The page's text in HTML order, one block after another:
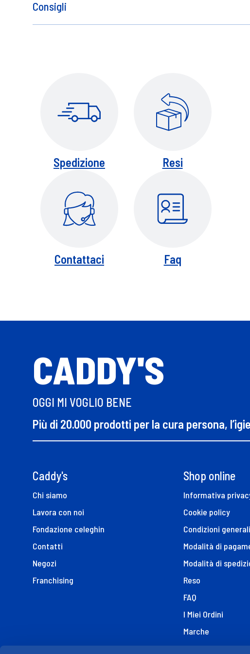
Consigli
Applicare su capelli umidi o asciutti, modellare
Spedizione Resi
Contattaci Faq
CADDY'S
OGGI MI VOGLIO BENE
Più di 20.000 prodotti per la cura persona,
Caddy's
Chi siamo
Lavora con noi
Fondazione celeghin
Contatti
Negozi
Franchising
Shop online
Informativa
Cookie policy
Condizioni
Modalità di
Modalità di
Reso
FAQ
I Miei Ordini
Marche
Dichiarazione di